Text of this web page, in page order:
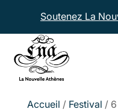
Soutenez La
Accueil / Festival /